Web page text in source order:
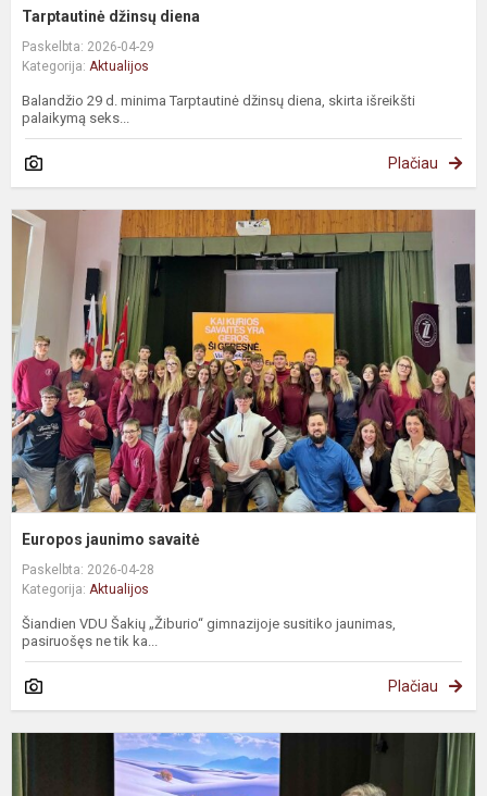
Tarptautinė džinsų diena
Paskelbta: 2026-04-29
Kategorija: Aktualijos
Balandžio 29 d. minima Tarptautinė džinsų diena, skirta išreikšti
palaikymą seks...
Plačiau
Europos jaunimo savaitė
Paskelbta: 2026-04-28
Kategorija: Aktualijos
Šiandien VDU Šakių „Žiburio“ gimnazijoje susitiko jaunimas,
pasiruošęs ne tik ka...
Plačiau